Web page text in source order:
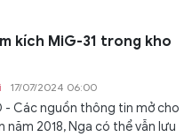
kích MiG-31 trong kho
17/07/2024 06:00
- Các nguồn thông tin mở cho
năm 2018, Nga có thể vẫn lưu